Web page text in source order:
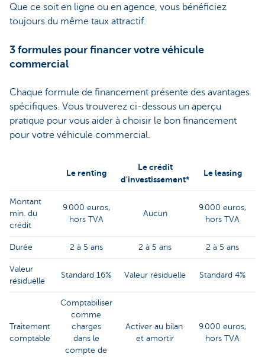
Que ce soit en ligne ou en agence, vous bénéficiez
toujours du même taux attractif.
3 formules pour financer votre véhicule
commercial
Chaque formule de financement présente des avantages
spécifiques. Vous trouverez ci-dessous un aperçu
pratique pour vous aider à choisir le bon financement
pour votre véhicule commercial.
Le renting
Le crédit
d'investissement*
Le leasing
Montant
min. du
crédit
9.000 euros,
hors TVA
Aucun
9.000 euros,
hors TVA
Durée 2 à 5 ans 2 à 5 ans 2 à 5 ans
Valeur
résiduelle
Standard 16% Valeur résiduelle Standard 4%
Traitement
comptable
Comptabiliser
comme
charges
dans le
compte de
Activer au bilan
et amortir
9.000 euros,
hors TVA